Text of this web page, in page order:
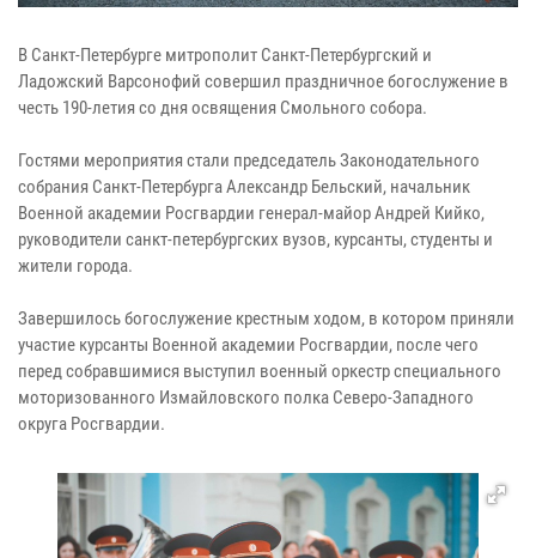
В Санкт-Петербурге митрополит Санкт-Петербургский и
Ладожский Варсонофий совершил праздничное богослужение в
честь 190-летия со дня освящения Смольного собора.
Гостями мероприятия стали председатель Законодательного
собрания Санкт-Петербурга Александр Бельский, начальник
Военной академии Росгвардии генерал-майор Андрей Кийко,
руководители санкт-петербургских вузов, курсанты, студенты и
жители города.
Завершилось богослужение крестным ходом, в котором приняли
участие курсанты Военной академии Росгвардии, после чего
перед собравшимися выступил военный оркестр специального
моторизованного Измайловского полка Северо-Западного
округа Росгвардии.